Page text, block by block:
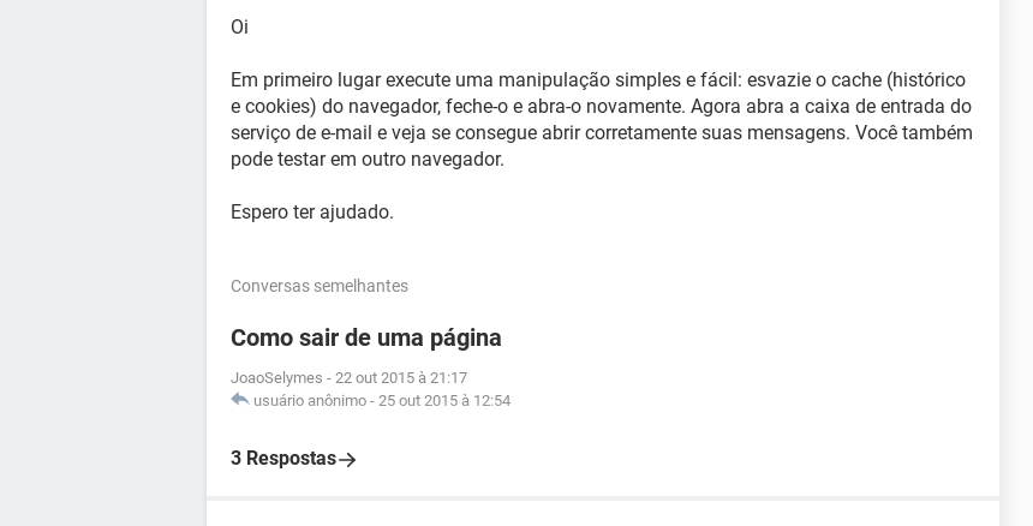
Oi
Em primeiro lugar execute uma manipulação simples e fácil: esvazie o cache (histórico
e cookies) do navegador, feche-o e abra-o novamente. Agora abra a caixa de entrada do
serviço de e-mail e veja se consegue abrir corretamente suas mensagens. Você também
pode testar em outro navegador.
Espero ter ajudado.
Conversas semelhantes
Como sair de uma página
JoaoSelymes - 22 out 2015 à 21:17
usuário anônimo - 25 out 2015 à 12:54
3 Respostas